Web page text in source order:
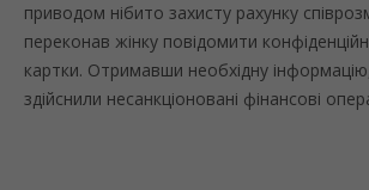
приводом нібито захисту рахунку
переконав жінку повідомити
картки. Отримавши необхідну
здійснили несанкціоновані фінансові